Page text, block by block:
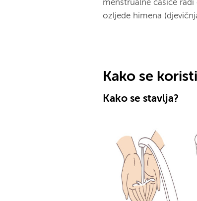
menstrualne čašice
ozljede himena
Kako se
Kako se stavlja?